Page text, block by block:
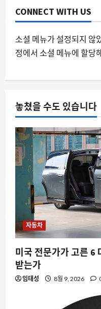
스팀
이유
5
닛산
으로
8월
CONNECT WITH US
소셜 메뉴가 설정되지 않
정에서 소셜 메뉴에 할당
놓쳤을 수도 있습니다
자동차
미국 전문가가 고른 6
받는가
임태성 8월 9, 2026